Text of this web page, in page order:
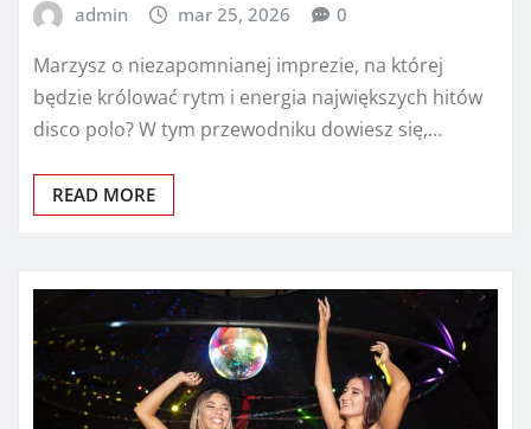
admin mar 25, 2026 0
Marzysz o niezapomnianej imprezie, na której
będzie królować rytm i energia największych hitów
disco polo? W tym przewodniku dowiesz się,…
READ MORE